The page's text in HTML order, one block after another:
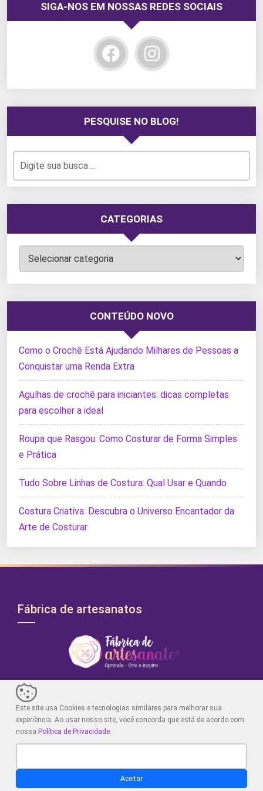
SIGA-NOS EM NOSSAS REDES SOCIAIS
PESQUISE NO BLOG!
CATEGORIAS
Categorias
CONTEÚDO NOVO
Como o Crochê Está Ajudando Milhares de Pessoas a
Conquistar uma Renda Extra
Agulhas de crochê para iniciantes: dicas completas
para escolher a ideal
Roupa que Rasgou: Como Costurar de Forma Simples
e Prática
Tudo Sobre Linhas de Costura: Qual Usar e Quando
Costura Criativa: Descubra o Universo Encantador da
Arte de Costurar
Fábrica de artesanatos
Fábrica de Artesanatos: Blog dedicado ao artesanato,
crochê e dicas criativas. Explore projetos únicos, aprenda
técnicas e encontre inspiração para desencadear sua
criatividade artística. Junte-se a nós!
Este site usa Cookies e tecnologias similares para melhorar sua
experiência. Ao usar nosso site, você concorda que está de acordo com
nossa Política de Privacidade.
Aceitar